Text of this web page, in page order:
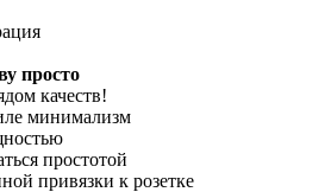
просто
качеств!
минимализм
простотой
привязки к розетке